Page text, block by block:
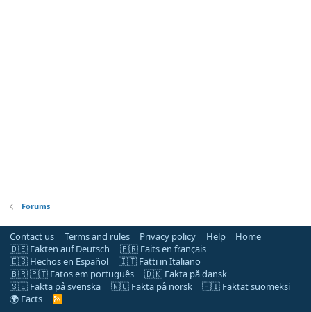
Forums
Contact us Terms and rules Privacy policy Help
Home
🇩🇪 Fakten auf Deutsch
🇫🇷 Faits en français
🇪🇸 Hechos en Español
🇮🇹 Fatti in Italiano
🇧🇷 🇵🇹 Fatos em português
🇩🇰 Fakta på dansk
🇸🇪 Fakta på svenska
🇳🇴 Fakta på norsk
🇫🇮 Faktat suomeksi
🌍 Facts
R